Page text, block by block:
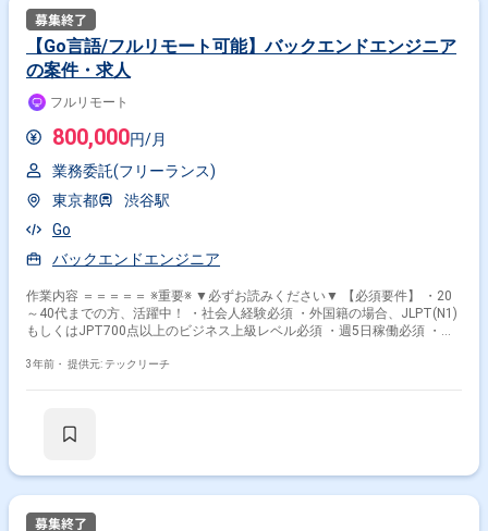
発マネージャーへのキャリアパスがあります ■評価はエンジニア出身の上
長（社長もエンジニア出身です）が行います ■納期や品質を守るだけでな
く、新しい技術や開発手法にどれだけチャレンジをしたかを評価します ■
残業は月平均20時間以下です ＜こんな方を求めています！＞ フルリモー
仕事を取りにいける ・曖昧な点を放置せず明確に言語化できる ・指示を
性を発揮できる 【開発環境】 ■Amazon Web Services（AWS）全般
■PostgreSQL ■Docker ■Linux、Git、Jenkins
ナーとともに、最適なUIを最適なやり方で構築するバックエンド開発をお
任せします。 ・プロダクトの新機能開発（特に全文検索に関する機能）
・ドメイン駆動・設計指針の学習とあるべき仕様・コードへの落とし込み
・見通しの良いコードへのリファクタリング ・ユニットテスト・インテグ
【Go言語/フルリモート可能】バックエンドエンジニア
の案件・求人
フルリモート
800,000円/月
業務委託(フリーランス)
東京都
渋谷駅
Go
バックエンドエンジニア
作業内容 ＝＝＝＝＝ ※重要※ ▼必ずお読みください▼ 【必須要件】 ・20
～40代までの方、活躍中！ ・社会人経験必須 ・外国籍の場合、JLPT(N1)
もしくはJPT700点以上のビジネス上級レベル必須 ・週5日稼働必須 ・エ
の実装を中心とし、プロジェクトによっては企画や要件定義から関わって
ドと新技術に関する研究および適用。 ■開発環境 ・バックエンド：Go ・
ていけるチームです。(3年以上業務委託で働いているメンバーもいます）
3年前・ 提供元: テックリーチ